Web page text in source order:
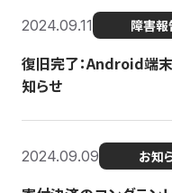
2024.09.11 障害報
復旧完了：Android端
知らせ
2024.09.09 お知